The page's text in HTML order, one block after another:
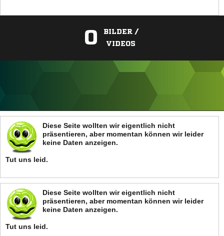
0
BILDER /
VIDEOS
ANZEIGE
Diese Seite wollten wir eigentlich nicht
präsentieren, aber momentan können wir leider
keine Daten anzeigen.
Tut uns leid.
Diese Seite wollten wir eigentlich nicht
präsentieren, aber momentan können wir leider
keine Daten anzeigen.
Tut uns leid.